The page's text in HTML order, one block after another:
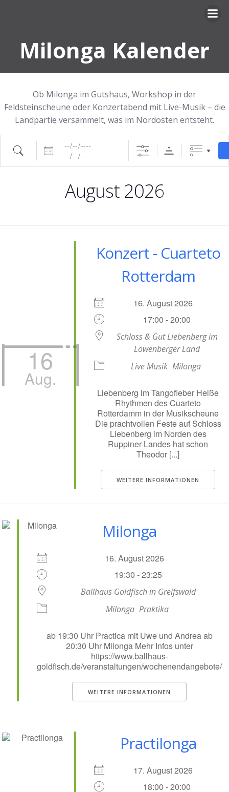
Milonga Kalender
Ob Milonga im Gutshaus, Workshop in der
Feldsteinscheune oder Konzertabend mit Live-Musik – die
Landpartie versammelt, was im Nordosten entsteht.
Suche Daten
August 2026
16
Aug.
Konzert - Cuarteto
Rotterdam
16. August 2026
17:00 - 20:00
Schloss & Gut Liebenberg im
Löwenberger Land
Live Musik Milonga
Liebenberg im Tangofieber Heiße
Rhythmen des Cuarteto
Rotterdamm in der Musikscheune
Die prachtvollen Feste auf Schloss
Liebenberg im Norden des
Ruppiner Landes hat schon
Theodor [...]
WEITERE INFORMATIONEN
Milonga
16. August 2026
19:30 - 23:25
Ballhaus Goldfisch in Greifswald
Milonga Praktika
ab 19:30 Uhr Practica mit Uwe und Andrea ab
20:30 Uhr Milonga Mehr Infos unter
https://www.ballhaus-
goldfisch.de/veranstaltungen/wochenendangebote/
WEITERE INFORMATIONEN
Practilonga
17. August 2026
18:00 - 20:00